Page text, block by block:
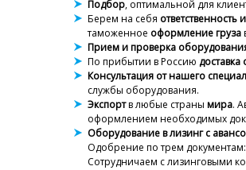
Подбор, оптимальной для
Берем на себя ответственность
таможенное оформление груза
Прием и проверка
По прибытии в Россию
Консультация от нашего
службы оборудования.
Экспортв любые страны мира.
оформлением необходимых
Оборудование в лизинг с
Одобрение по трем
Сотрудничаем с лизинговыми